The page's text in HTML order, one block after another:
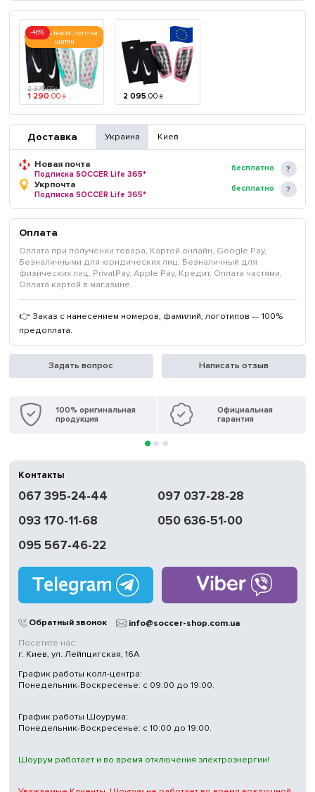
печать текста, лого на
щитки
-46%
2 375.00 ₴
1 290.00 ₴ 2 095.00 ₴
Доставка Украина Киев
Новая почта
Подписка SOCCER Life 365*
бесплатно
Укрпочта
Подписка SOCCER Life 365*
бесплатно
Оплата
Оплата при получении товара, Картой онлайн, Google Pay,
Безналичными для юридических лиц, Безналичный для
физических лиц, PrivatPay, Apple Pay, Кредит, Оплата частями,
Оплата картой в магазине.
👉 Заказ с нанесением номеров, фамилий, логотипов — 100%
предоплата.
Задать вопрос Написать отзыв
100% оригинальная
продукция
Официальная
гарантия
Контакты
067 395-24-44
097 037-28-28
093 170-11-68
050 636-51-00
095 567-46-22
Обратный звонок
info@soccer-shop.com.ua
Посетите нас:
г. Киев, ул. Лейпцигская, 16А
График работы колл-центра:
Понедельник-Воскресенье: с 09:00 до 19:00.
График работы Шоурума:
Понедельник-Воскресенье: с 10:00 до 19:00.
Шоурум работает и во время отключения электроэнергии!